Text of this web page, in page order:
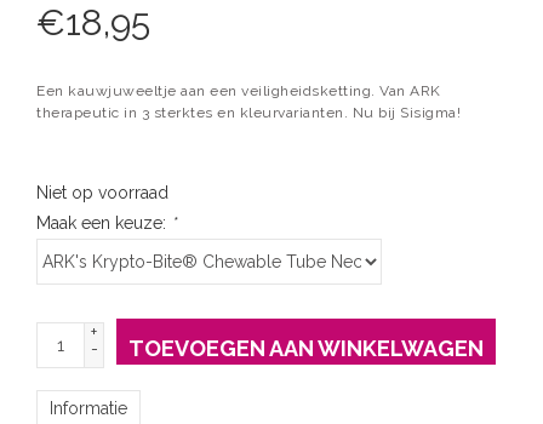
€18,95
Een kauwjuweeltje aan een veiligheidsketting. Van ARK
therapeutic in 3 sterktes en kleurvarianten. Nu bij Sisigma!
Niet op voorraad
Maak een keuze: *
+
-
TOEVOEGEN AAN WINKELWAGEN
Informatie